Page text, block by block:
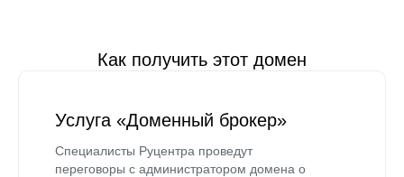
Как получить этот домен
Услуга «Доменный брокер»
Специалисты Руцентра проведут
переговоры с администратором домена о